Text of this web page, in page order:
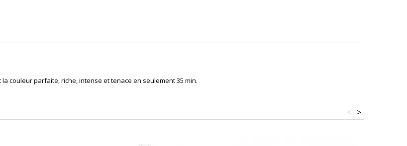
couleur parfaite, riche, intense et tenace en seulement 35 min.
>
<